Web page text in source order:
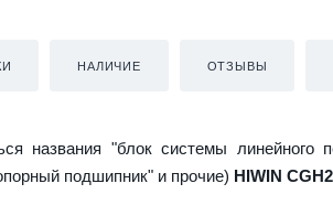
НАЛИЧИЕ ОТЗЫВЫ
названия "блок системы
подшипник" и прочие) HIWIN